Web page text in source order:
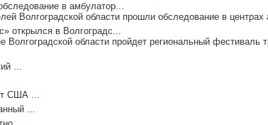
в амбулатор...
Волгоградской области прошли обследование в
открылся в Волгоградс...
области пройдет региональный фестиваль
...
США ...
...